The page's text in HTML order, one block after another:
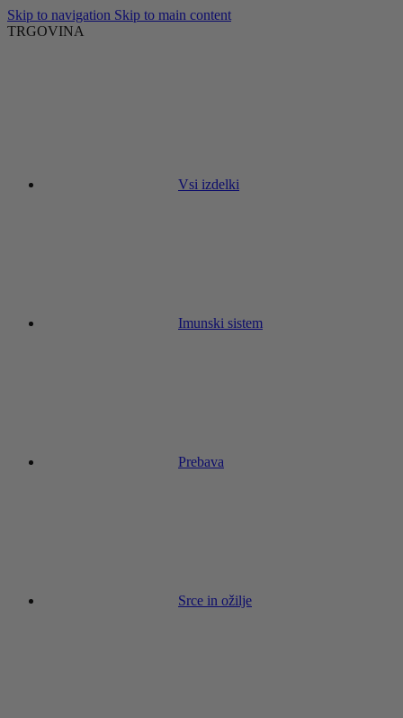
Skip to navigation Skip to main content
TRGOVINA
Vsi izdelki
Imunski sistem
Prebava
Srce in ožilje